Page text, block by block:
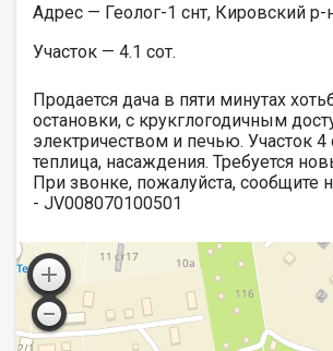
Адрес — Геолог-1 снт, Кировский р-
Участок — 4.1 сот.
Продается дача в пяти минутах
остановки, с крукглогодичным
электричеством и печью. Участок 4
теплица, насаждения. Требуется
При звонке, пожалуйста, сообщите
- JV008070100501